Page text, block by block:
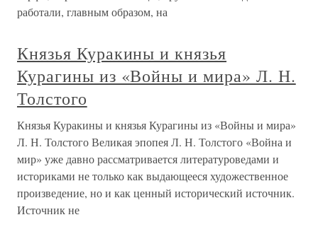
работали, главным образом, на
Князья Куракины и князья
Курагины из «Войны и мира» Л. Н.
Толстого
Князья Куракины и князья Курагины из «Войны и мира»
Л. Н. Толстого Великая эпопея Л. Н. Толстого «Война и
мир» уже давно рассматривается литературоведами и
историками не только как выдающееся художественное
произведение, но и как ценный исторический источник.
Источник не